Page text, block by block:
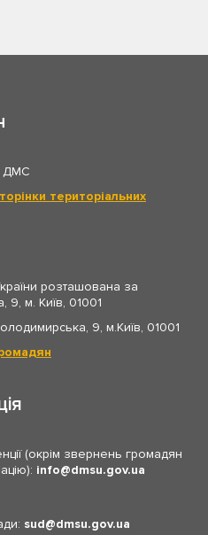
ДМС
територіальних
розташована за
9, м. Київ, 01001
9, м.Київ, 01001
(окрім звернень громадян
info dmsu.gov.ua
sud dmsu.gov.ua